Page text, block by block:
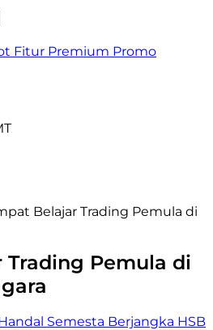
Fitur Premium Promo
Belajar Trading Pemula di
Trading Pemula di
Semesta Berjangka HSB